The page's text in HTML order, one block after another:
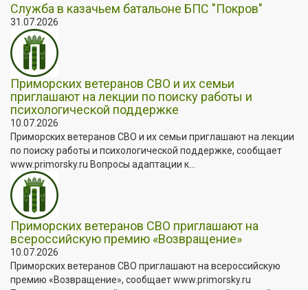
Служба в казачьем батальоне БПС "Покров"
31.07.2026
Приморских ветеранов СВО и их семьи
приглашают на лекции по поиску работы и
психологической поддержке
10.07.2026
Приморских ветеранов СВО и их семьи приглашают на лекции
по поиску работы и психологической поддержке, сообщает
www.primorsky.ru Вопросы адаптации к...
Приморских ветеранов СВО приглашают на
всероссийскую премию «Возвращение»
10.07.2026
Приморских ветеранов СВО приглашают на всероссийскую
премию «Возвращение», сообщает www.primorsky.ru